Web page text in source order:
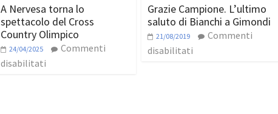
A Nervesa torna lo
spettacolo del Cross
Country Olimpico
24/04/2025
Commenti
disabilitati
Grazie Campione. L’ultimo
saluto di Bianchi a Gimondi
21/08/2019
Commenti
disabilitati